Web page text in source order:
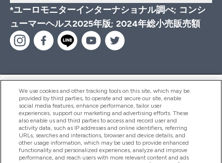
*ユーロモニターインターナショナル調べ; コンシ
ューマーヘルス2025年版; 2024年総小売販売額
ヘルプ＆ガイド
商品について
会社概要
We use cookies and other tracking tools on this site, which may be
provided by third parties, to operate and secure our site, enable
social media features, enhance performance, tailor user
experiences, support our marketing and advertising efforts. These
also enable us and third parties to access and record user and
activity data, such as IP addresses and online identifiers, referring
URLs, searches and interactions, browser and device details, and
other usage information, which may be used to provide enhanced
functionality and personalized experiences, analyze and improve
performance, and reach users with more relevant content and ads